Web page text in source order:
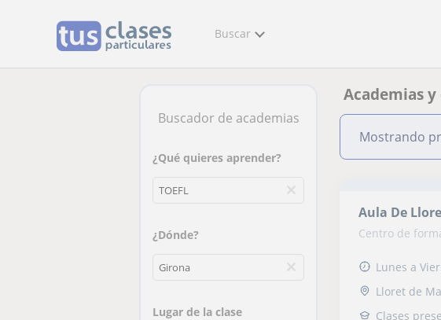
Buscar
Academias
Mostrando
Aula De
Centro de
Lunes a
Lloret de
Buscador de academias
¿Qué quieres aprender?
¿Dónde?
Lugar de la clase